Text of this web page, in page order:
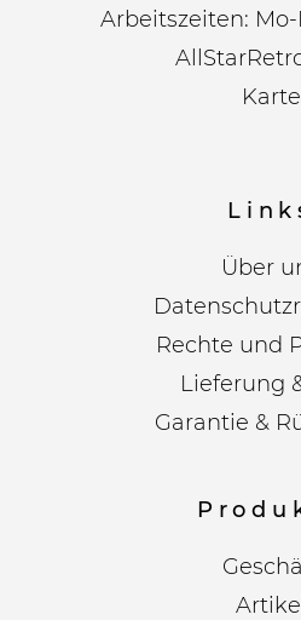
Arbeitszeiten: Mo-
Karte
Über
Rechte und
Lieferung
Garantie &
Artikel